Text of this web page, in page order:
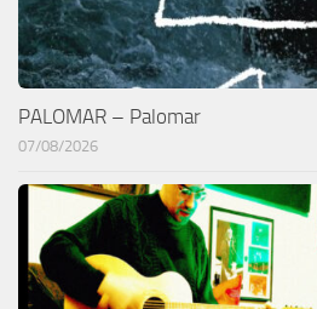
PALOMAR – Palomar
07/08/2026